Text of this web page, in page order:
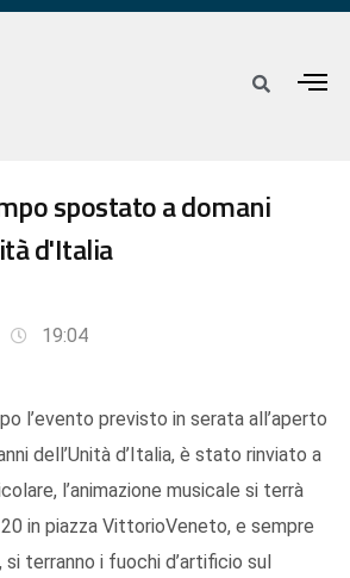
spostato a domani
d'Italia
19:04
l’evento previsto in serata all’aperto
dell’Unità d’Italia, è stato rinviato a
l’animazione musicale si terrà
in piazza VittorioVeneto, e sempre
terranno i fuochi d’artificio sul